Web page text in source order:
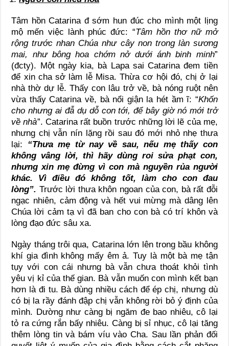
Tâm hồn Catarina đ sớm hun đúc cho mình một lịng
mộ mến việc lành phúc đức: “Tâm hồn thơ nữ mở
rộng trước nhan Chúa như cây non trong làn sương
mai, như bông hoa chớm nở dưới ánh binh minh”
(đcty). Một ngày kia, bà Lapa sai Catarina đem tiền
để xin cha sở làm lễ Misa. Thừa cơ hội đó, chị ở lại
nhà thờ dự lễ. Thấy con lâu trở về, bà nóng ruột nên
vừa thấy Catarina về, bà nổi giận la hét ầm ĩ: “Khốn
cho nhưng ai đẫ dụ dỗ con tới, để bây giờ nó mới trở
về nhà”. Catarina rất buồn trước những lời lẽ của mẹ,
nhưng chị vẫn nín lặng rồi sau đó mới nhỏ nhẹ thưa
lại: “Thưa mẹ từ nay về sau, nếu mẹ thấy con
không vâng lời, thì hãy dùng roi sửa phạt con,
nhưng xin mẹ đừng vì con mà nguyền rủa người
khác. Vì điều đó không tốt, làm cho con đau
lòng”. Trước lời thưa khôn ngoan của con, bà rất đỗi
ngạc nhiên, cảm động và hết vui mừng mà dâng lên
Chúa lời cảm tạ vì đã ban cho con bà có trí khôn và
lòng đạo đức sâu xa.
Ngày tháng trôi qua, Catarina lớn lên trong bầu không
khí gia đình không mấy êm ả. Tuy là một bà mẹ tận
tụy với con cái nhưng bà vẫn chưa thoát khỏi tình
yêu vị kỉ của thế gian. Bà vẫn muốn con mình kết bạn
hơn là đi tu. Bà dùng nhiều cách để ép chị, nhưng dù
có bị la rầy đánh đập chị vẫn không rời bỏ ý định của
mình. Dường như càng bị ngăm đe bao nhiêu, cô lại
tỏ ra cứng rắn bấy nhiêu. Càng bị sỉ nhục, cô lại tăng
thêm lòng tin và bám víu vào Cha. Sau lần phản đối